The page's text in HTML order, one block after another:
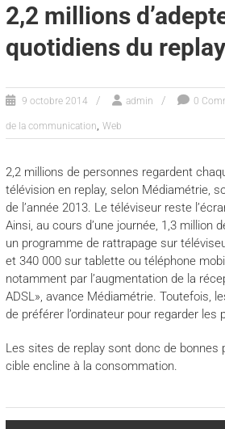
2,2 millions
quotidiens du replay
9 octobre 2014 admin 0
de la communication, Web
2,2 millions de personnes regardent
télévision en replay, selon Médiamétrie,
de l’année 2013. Le téléviseur reste
Ainsi, au cours d’une journée, 1,3 million
un programme de rattrapage sur
et 340 000 sur tablette ou téléphone
notamment par l’augmentation de la
ADSL», avance Médiamétrie. Toutefois,
de préférer l’ordinateur pour regarder les
Les sites de replay sont donc de bonnes
cible encline à la consommation.